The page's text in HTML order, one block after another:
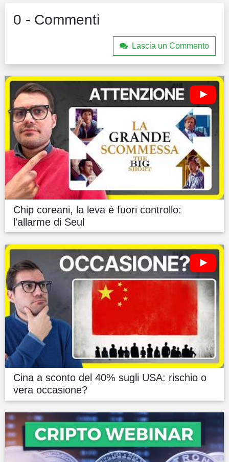
0 - Commenti
Lascia un Commento
Chip coreani, la leva è fuori controllo:
l'allarme di Seul
Cina a sconto del 40% sugli USA: rischio o
vera occasione?